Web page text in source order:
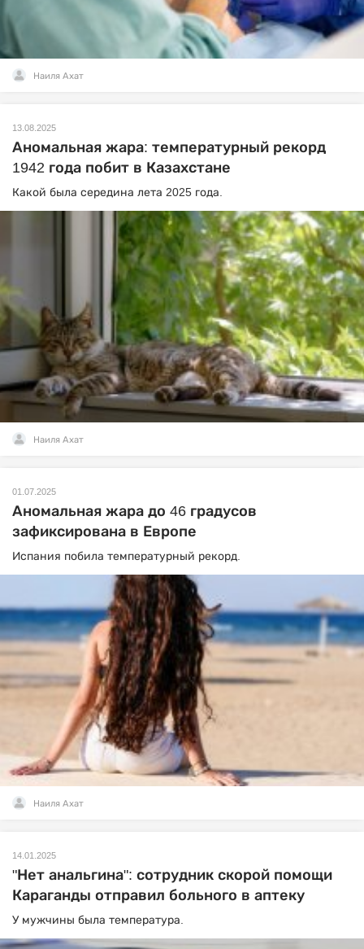
Наиля Ахат
13.08.2025
Аномальная жара: температурный рекорд
1942 года побит в Казахстане
Какой была середина лета 2025 года.
Наиля Ахат
01.07.2025
Аномальная жара до 46 градусов
зафиксирована в Европе
Испания побила температурный рекорд.
Наиля Ахат
14.01.2025
"Нет анальгина": сотрудник скорой помощи
Караганды отправил больного в аптеку
У мужчины была температура.